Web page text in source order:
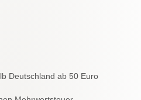
Deutschland ab 50 Euro